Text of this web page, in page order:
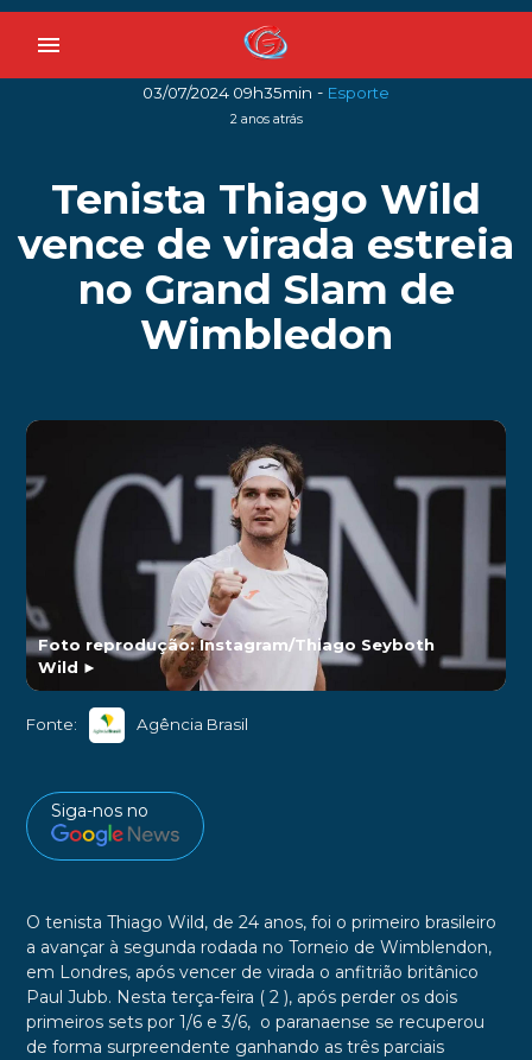
menu
03/07/2024 09h35min - Esporte
2 anos atrás
Tenista Thiago Wild
vence de virada estreia
no Grand Slam de
Wimbledon
Foto reprodução: Instagram/Thiago Seyboth
Wild ►
Fonte: Agência Brasil
Siga-nos no
O tenista Thiago Wild, de 24 anos, foi o primeiro brasileiro
a avançar à segunda rodada no Torneio de Wimblendon,
em Londres, após vencer de virada o anfitrião britânico
Paul Jubb. Nesta terça-feira ( 2 ), após perder os dois
primeiros sets por 1/6 e 3/6, o paranaense se recuperou
de forma surpreendente ganhando as três parciais